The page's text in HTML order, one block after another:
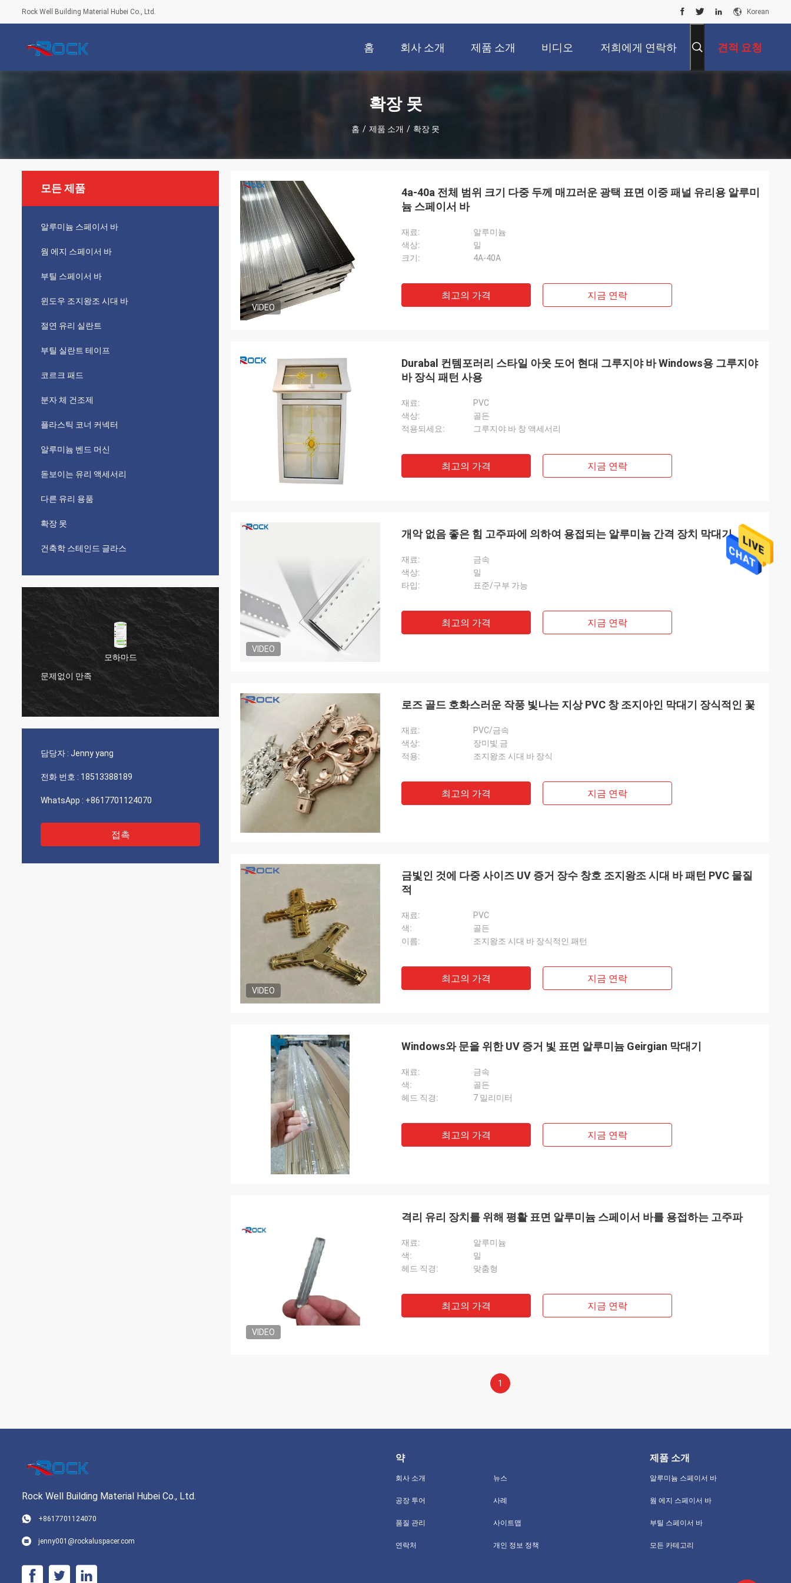
Rock Well Building Material Hubei Co., Ltd. Korean
홈 회사 소개 제품 소개 비디오 저희에게 연락하 견적 요청
확장 못
홈 / 제품 소개 / 확장 못
모든 제품
알루미늄 스페이서 바
웜 에지 스페이서 바
부틸 스페이서 바
윈도우 조지왕조 시대 바
절연 유리 실란트
부틸 실란트 테이프
코르크 패드
분자 체 건조제
플라스틱 코너 커넥터
알루미늄 벤드 머신
돋보이는 유리 액세서리
다른 유리 용품
확장 못
건축학 스테인드 글라스
모하마드
문제없이 만족
담당자 : Jenny yang
전화 번호 : 18513388189
WhatsApp : +8617701124070
접촉
VIDEO
4a-40a 전체 범위 크기 다중 두께 매끄러운 광택 표면 이중 패널 유리용 알루미
늄 스페이서 바
재료:
알루미늄
색상:
밀
크기:
4A-40A
최고의 가격 지금 연락
Durabal 컨템포러리 스타일 아웃 도어 현대 그루지야 바 Windows용 그루지야
바 장식 패턴 사용
재료:
PVC
색상:
골든
적용되세요:
그루지야 바 창 액세서리
최고의 가격 지금 연락
VIDEO
개악 없음 좋은 힘 고주파에 의하여 용접되는 알루미늄 간격 장치 막대기
재료:
금속
색상:
밀
타입:
표준/구부 가능
최고의 가격 지금 연락
로즈 골드 호화스러운 작풍 빛나는 지상 PVC 창 조지아인 막대기 장식적인 꽃
재료:
PVC/금속
색상:
장미빛 금
적용:
조지왕조 시대 바 장식
최고의 가격 지금 연락
VIDEO
금빛인 것에 다중 사이즈 UV 증거 장수 창호 조지왕조 시대 바 패턴 PVC 물질
적
재료:
PVC
색:
골든
이름:
조지왕조 시대 바 장식적인 패턴
최고의 가격 지금 연락
Windows와 문을 위한 UV 증거 빛 표면 알루미늄 Geirgian 막대기
재료:
금속
색:
골든
헤드 직경:
7 밀리미터
최고의 가격 지금 연락
VIDEO
격리 유리 장치를 위해 평활 표면 알루미늄 스페이서 바를 용접하는 고주파
재료:
알루미늄
색:
밀
헤드 직경:
맞춤형
최고의 가격 지금 연락
1
Rock Well Building Material Hubei Co., Ltd.
+8617701124070
jenny001@rockaluspacer.com
약
회사 소개
공장 투어
품질 관리
연락처
뉴스
사례
사이트맵
개인 정보 정책
제품 소개
알루미늄 스페이서 바
웜 에지 스페이서 바
부틸 스페이서 바
모든 카테고리